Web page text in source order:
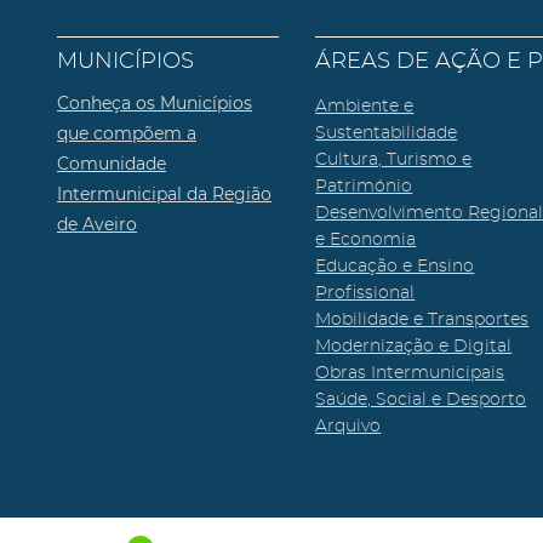
MUNICÍPIOS
Conheça os Municípios
que compõem a
Comunidade
Intermunicipal da Região
de Aveiro
ÁREAS DE AÇÃO E
Ambiente e
Sustentabilidade
Cultura, Turismo e
Património
Desenvolvimento Regional
e Economia
Educação e Ensino
Profissional
Mobilidade e Transportes
Modernização e Digital
Obras Intermunicipais
Saúde, Social e Desporto
Arquivo